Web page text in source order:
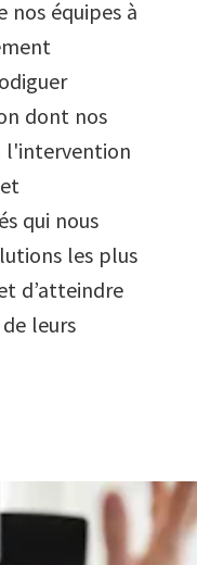
nos équipes à
dont nos
l'intervention
qui nous
les plus
d’atteindre
leurs